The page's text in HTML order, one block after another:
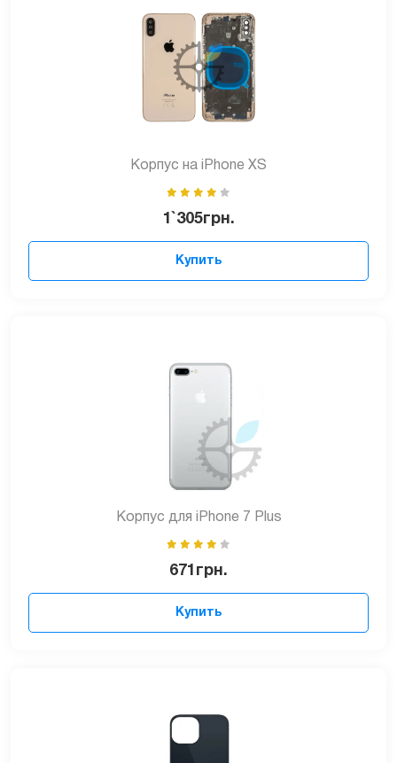
Корпус на iPhone XS
1`305грн.
Купить
Корпус для iPhone 7 Plus
671 грн.
Купить